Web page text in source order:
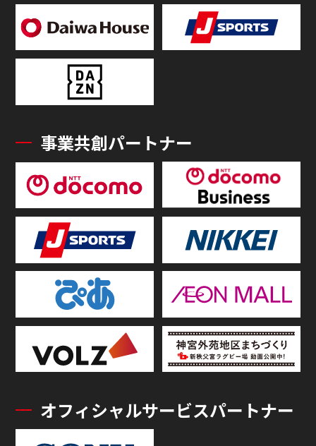
事業共創パートナー
オフィシャルサービスパートナー